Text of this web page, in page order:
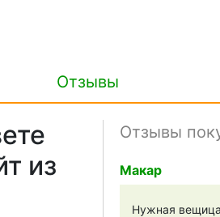
Отзывы
Отзывы
Макар
Нужная
из